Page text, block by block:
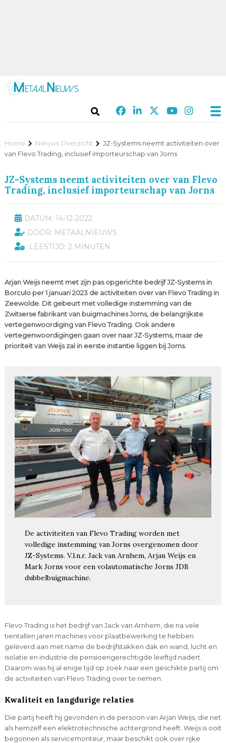
Home Nieuws Overzicht
JZ-Systems neemt activiteiten over
van Flevo Trading, inclusief importeurschap van Jorns
JZ-Systems neemt activiteiten over van Flevo
Trading, inclusief importeurschap van Jorns
DATUM: 14-12-2022
DOOR: METAALNIEUWS
LEESTIJD: 2 MINUTEN
Arjan Weijs neemt met zijn pas opgerichte bedrijf JZ-Systems in
Borculo per 1 januari 2023 de activiteiten over van Flevo Trading in
Zeewolde. Dit gebeurt met volledige instemming van de
Zwitserse fabrikant van buigmachines Jorns, de belangrijkste
vertegenwoordiging van Flevo Trading. Ook andere
vertegenwoordigingen gaan over naar JZ-Systems, maar de
prioriteit van Weijs zal in eerste instantie liggen bij Jorns.
De activiteiten van Flevo Trading worden met
volledige instemming van Jorns overgenomen door
JZ-Systems. V.l.n.r. Jack van Arnhem, Arjan Weijs en
Mark Jorns voor een volautomatische Jorns JDB
dubbelbuigmachine.
Flevo Trading is het bedrijf van Jack van Arnhem, die na vele
tientallen jaren machines voor plaatbewerking te hebben
geleverd aan met name de bedrijfstakken dak en wand, lucht en
isolatie en industrie de pensioengerechtigde leeftijd nadert.
Daarom was hij al enige tijd op zoek naar een geschikte partij om
de activiteiten van Flevo Trading over te nemen.
Kwaliteit en langdurige relaties
Die partij heeft hij gevonden in de persoon van Arjan Weijs, die net
als hemzelf een elektrotechnische achtergrond heeft. Weijs is ooit
begonnen als servicemonteur, maar beschikt ook over rijke